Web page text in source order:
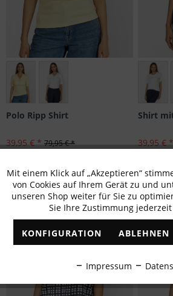
Größen: 36, 38
Polo Ripp Shirt
39,95 € * 79,95 € *
Shirt
39,95 € *
Funktionale
Marketing
Tracking
Personalisierung
Mit einem Klick auf „Akzeptieren“
von Cookies auf Ihrem Gerät zu und
unseren Shop weiter für Sie zu
Sie Ihre Zustimmung
KONFIGURATION ABLEHNEN
Impressum